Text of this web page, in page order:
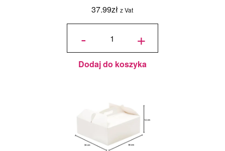
37.99zł z Vat
-
ilość Rant
okrągły 16
cm h12 cm
Dorosiowe
Ranty
+
Dodaj do koszyka